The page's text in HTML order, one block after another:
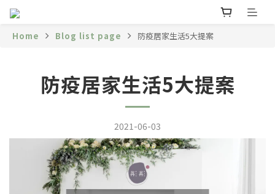
Home Blog list page 防疫居家生活5大提案
防疫居家生活5大提案
2021-06-03